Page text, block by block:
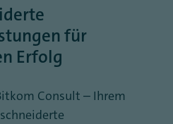
für
Erfolg
Consult – Ihrem